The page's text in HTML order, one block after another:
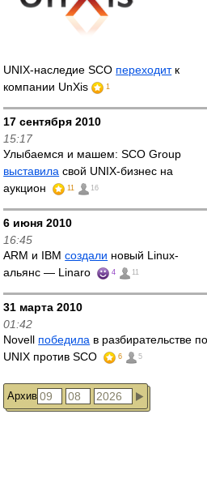
UNIX-наследие SCO переходитк
компании UnXis
1
17 сентября 2010
15:17
Улыбаемся и машем: SCO Group
выставила свой UNIX-бизнес на
аукцион
11 16
6 июня 2010
16:45
ARM и IBMсоздали новый Linux-
альянс — Linaro
4 11
31 марта 2010
01:42
Novell победила в разбирательстве по
UNIX против SCO
6 5
Архив